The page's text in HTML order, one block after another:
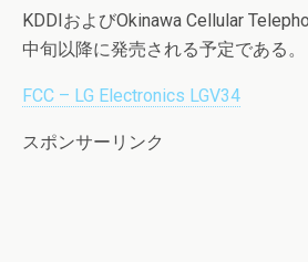
KDDIおよびOkinawa Cellular
中旬以降に発売される予定である。
FCC – LG Electronics LGV34
スポンサーリンク